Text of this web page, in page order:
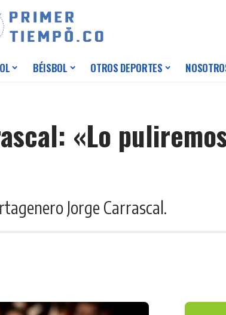
BÉISBOL OTROS DEPORTES
«Lo
Jorge Carrascal.